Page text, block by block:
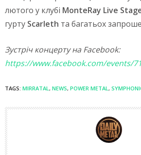
лютого у клубі MonteRay Live
гурту Scarleth та багатьох
Зустріч концерту на Facebook:
https://www.facebook.com/events/
TAGS: MIRRATAL , NEWS, POWER METAL ,